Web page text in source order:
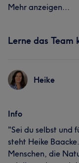
Mehr anzeigen...
Lerne das Team
Heike
Info
"Sei du selbst und
steht Heike
Menschen, die